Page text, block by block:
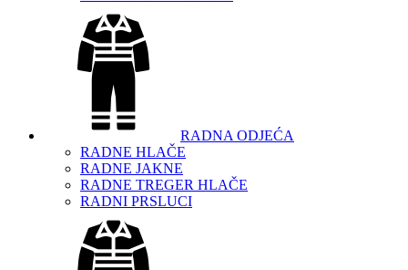
RADNA ODJEĆA
RADNE HLAČE
RADNE JAKNE
RADNE TREGER HLAČE
RADNI PRSLUCI